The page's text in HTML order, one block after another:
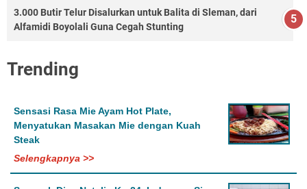
3.000 Butir Telur Disalurkan untuk Balita di Sleman, dari
Alfamidi Boyolali Guna Cegah Stunting
Trending
Sensasi Rasa Mie Ayam Hot Plate,
Menyatukan Masakan Mie dengan Kuah
Steak
Selengkapnya >>